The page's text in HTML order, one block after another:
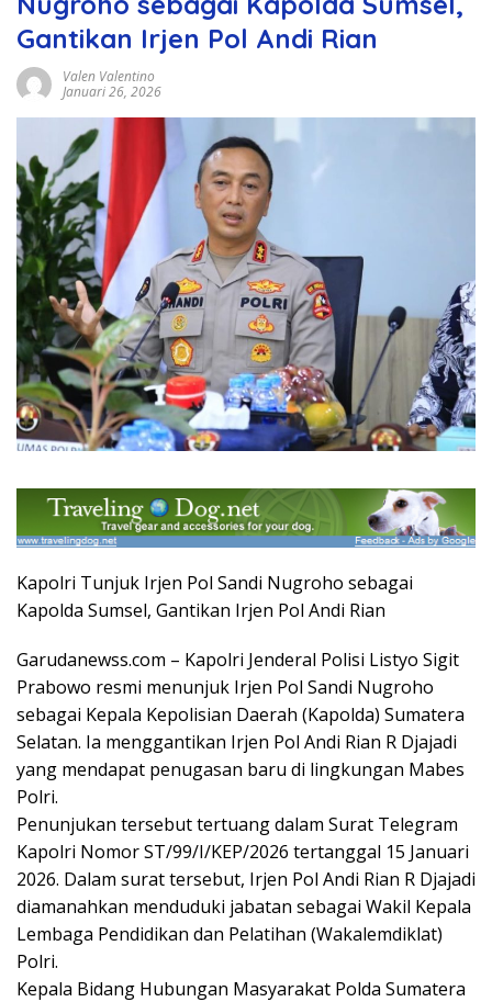
Gantikan Irjen Pol Andi Rian
Valen Valentino
Januari 26, 2026
Kapolri Tunjuk Irjen Pol Sandi Nugroho sebagai
Kapolda Sumsel, Gantikan Irjen Pol Andi Rian
Garudanewss.com – Kapolri Jenderal Polisi Listyo Sigit
Prabowo resmi menunjuk Irjen Pol Sandi Nugroho
sebagai Kepala Kepolisian Daerah (Kapolda) Sumatera
Selatan. Ia menggantikan Irjen Pol Andi Rian R Djajadi
yang mendapat penugasan baru di lingkungan Mabes
Polri.
Penunjukan tersebut tertuang dalam Surat Telegram
Kapolri Nomor ST/99/I/KEP/2026 tertanggal 15 Januari
2026. Dalam surat tersebut, Irjen Pol Andi Rian R Djajadi
diamanahkan menduduki jabatan sebagai Wakil Kepala
Lembaga Pendidikan dan Pelatihan (Wakalemdiklat)
Polri.
Kepala Bidang Hubungan Masyarakat Polda Sumatera